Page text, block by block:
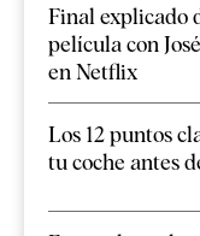
Final explicado
película con
en Netflix
Los 12 puntos
tu coche antes